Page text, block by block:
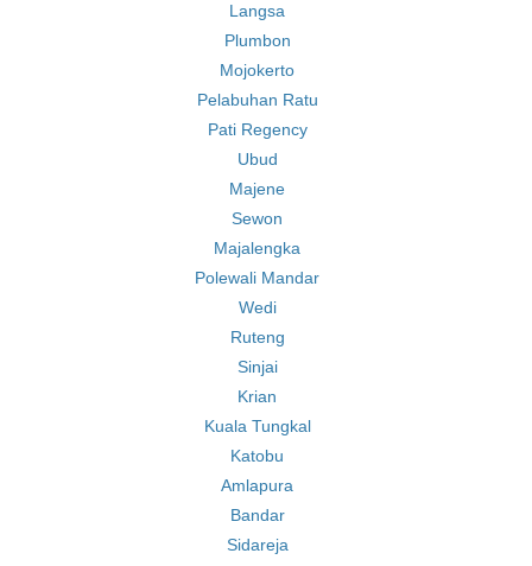
Langsa
Plumbon
Mojokerto
Pelabuhan Ratu
Pati Regency
Ubud
Majene
Sewon
Majalengka
Polewali Mandar
Wedi
Ruteng
Sinjai
Krian
Kuala Tungkal
Katobu
Amlapura
Bandar
Sidareja